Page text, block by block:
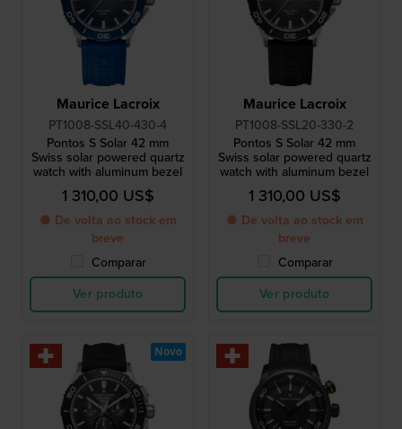
Maurice Lacroix
PT1008-SSL40-430-4
Pontos S Solar 42 mm
Swiss solar powered quartz
watch with aluminum bezel
1 310,00 US$
● De volta ao stock em
breve
Comparar
Ver produto
Maurice Lacroix
PT1008-SSL20-330-2
Pontos S Solar 42 mm
Swiss solar powered quartz
watch with aluminum bezel
1 310,00 US$
● De volta ao stock em
breve
Comparar
Ver produto
Novo